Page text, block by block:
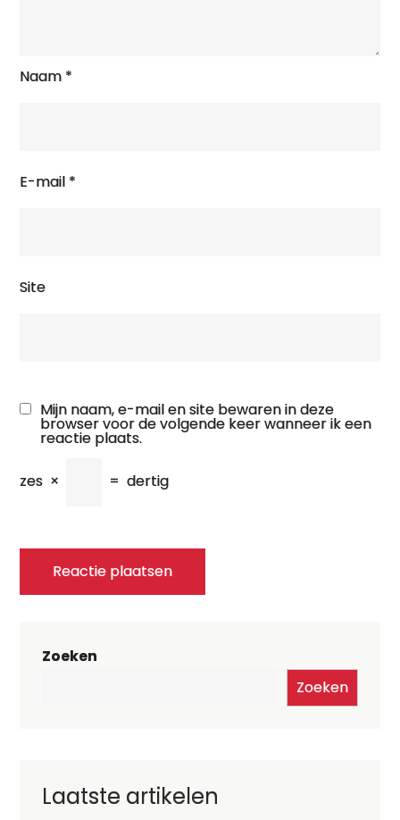
Naam *
E-mail *
Site
Mijn naam, e-mail en site bewaren in deze
browser voor de volgende keer wanneer ik een
reactie plaats.
zes × = dertig
Zoeken
Zoeken
Laatste artikelen